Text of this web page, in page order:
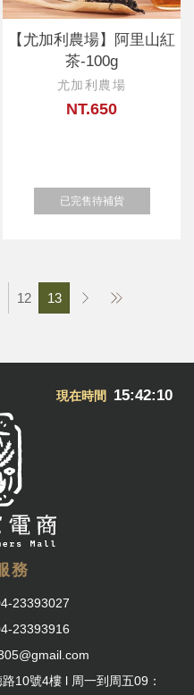
【尤加利農場】阿里山紅
茶-100g
尤加利農場
NT.650
已完售待補貨
12 13
現在時間 15:42:11
務
23393027
23393916
10號4樓 l 周一到周五09：